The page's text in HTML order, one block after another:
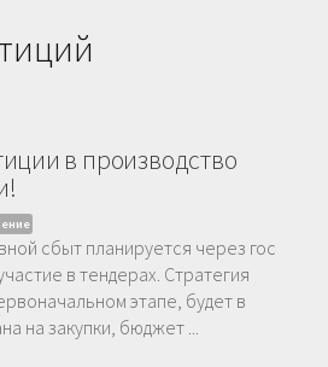
в производство
сбыт планируется через гос
в тендерах. Стратегия
этапе, будет в
на закупки, бюджет ...